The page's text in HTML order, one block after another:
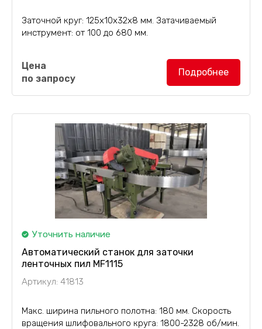
Заточной круг: 125х10х32х8 мм. Затачиваемый
инструмент: от 100 до 680 мм.
Ручной заточной станок для дисковых пил
SBS-M
используется с твердосплавными
пластинами по передней и задней поверхностям, а
также с углом...
Цена
по запросу
Подробнее
Уточнить наличие
Автоматический станок для заточки
ленточных пил MF1115
Артикул: 41813
Макс. ширина пильного полотна: 180 мм. Скорость
вращения шлифовального круга: 1800-2328 об/мин.